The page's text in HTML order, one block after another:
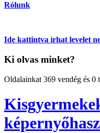
Rólunk
Ide kattintva írhat levelet
Ki olvas minket?
Oldalainkat 369 vendég és 0